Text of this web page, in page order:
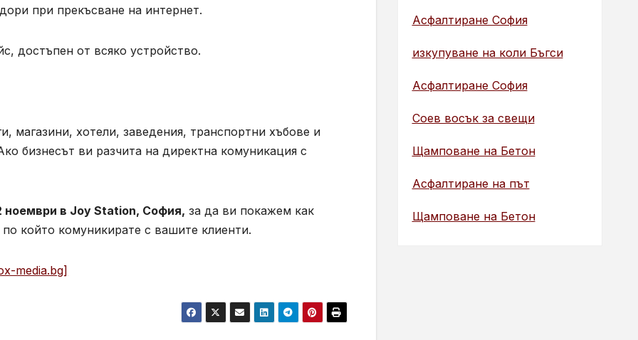
при прекъсване на интернет.
достъпен от всяко устройство.
магазини, хотели, заведения, транспортни хъбове и
бизнесът ви разчита на директна комуникация с
ноември в Joy Station, София, за да ви покажем как
който комуникирате с вашите клиенти.
media.bg]
Асфалтиране София
изкупуване на коли Бъгси
Асфалтиране София
Соев восък за свещи
Щамповане на Бетон
Асфалтиране на път
Щамповане на Бетон